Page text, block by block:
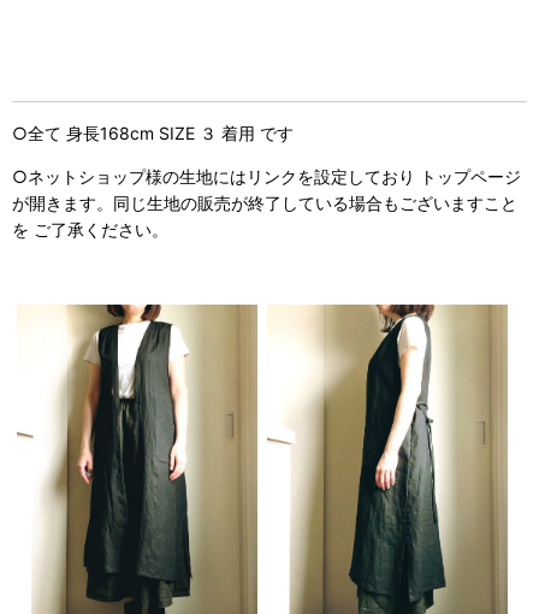
○全て 身長168cm SIZE ３ 着用 です
○ネットショップ様の生地にはリンクを設定しており トップページ
が開きます。同じ生地の販売が終了している場合もございますこと
を ご了承ください。